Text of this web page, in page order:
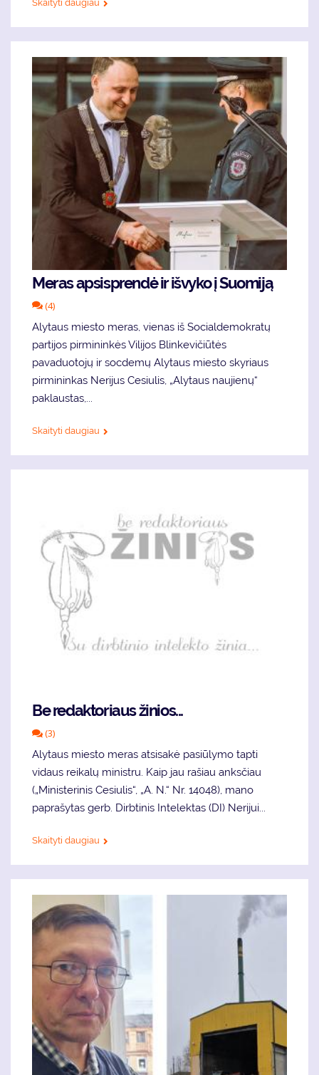
Skaityti daugiau
Meras apsisprendė ir išvyko į Suomiją
(4)
Alytaus miesto meras, vienas iš Socialdemokratų
partijos pirmininkės Vilijos Blinkevičiūtės
pavaduotojų ir socdemų Alytaus miesto skyriaus
pirmininkas Nerijus Cesiulis, „Alytaus naujienų“
paklaustas,...
Skaityti daugiau
Be redaktoriaus žinios...
(3)
Alytaus miesto meras atsisakė pasiūlymo tapti
vidaus reikalų ministru. Kaip jau rašiau anksčiau
(„Ministerinis Cesiulis“, „A. N.“ Nr. 14048), mano
paprašytas gerb. Dirbtinis Intelektas (DI) Nerijui...
Skaityti daugiau